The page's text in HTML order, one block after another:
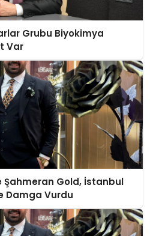
Grubu Biyokimya
Var
Şahmeran Gold, İstanbul
Damga Vurdu